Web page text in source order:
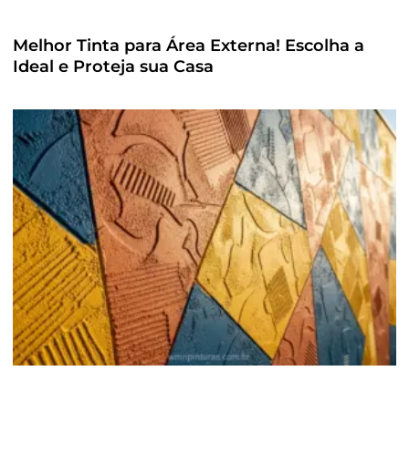
Melhor Tinta para Área Externa! Escolha a
Ideal e Proteja sua Casa